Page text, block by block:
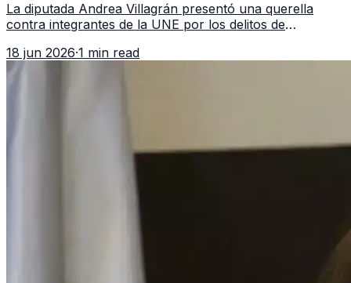
La diputada Andrea Villagrán presentó una querella
contra integrantes de la UNE por los delitos de
18 jun 2026·1 min read